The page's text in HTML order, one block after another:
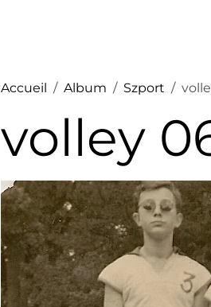
Accueil Album Szport
volley